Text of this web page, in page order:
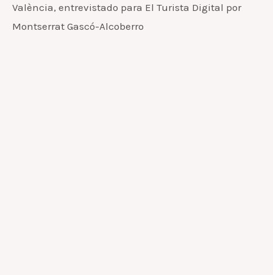
València, entrevistado para El Turista Digital por
Montserrat Gascó-Alcoberro